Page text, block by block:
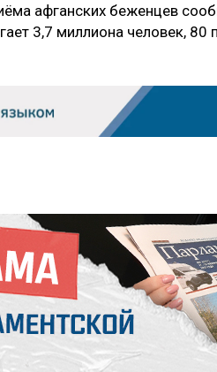
афганских беженцев
3,7 миллиона человек,